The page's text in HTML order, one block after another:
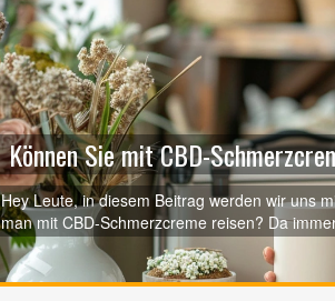
Können Sie mit CBD-
Hey Leute, in diesem Beitrag werden wir uns
man mit CBD-Schmerzcreme reisen? Da
entdecken, haben sicherlich viele von uns
Reisebeschränkungen es gibt und wie man
lasst uns loslegen und dieses Rätsel lösen!